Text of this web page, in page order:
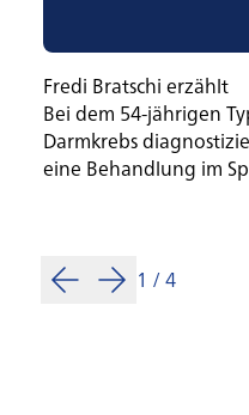
Fredi Bratschi erzählt
Bei dem 54-jährigen
Darmkrebs
eine Behandlung im
1 /4